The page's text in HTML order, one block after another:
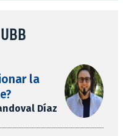
la
Díaz